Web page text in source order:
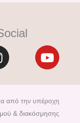
Y
o
t
u
b
από την υπέροχη
& διακόσμησης